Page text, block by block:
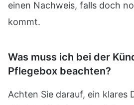
einen Nachweis, falls doch
kommt.
Was muss ich bei der
Pflegebox beachten?
Achten Sie darauf, ein klares